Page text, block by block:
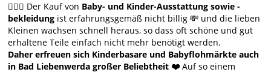
🙋🏻‍♀️ Der Kauf von Baby- und Kinder-Ausstattung sowie -
bekleidung ist erfahrungsgemäß nicht billig 💸 und die lieben
Kleinen wachsen schnell heraus, so dass oft schöne und gut
erhaltene Teile einfach nicht mehr benötigt werden.
Daher erfreuen sich Kinderbasare und Babyflohmärkte auch
in Bad Liebenwerda großer Beliebtheit ❤️Auf so einem